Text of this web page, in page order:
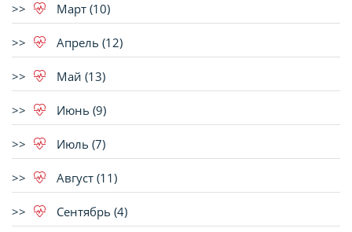
Март (10)
Апрель (12)
Май (13)
Июнь (9)
Июль (7)
Август (11)
Сентябрь (4)